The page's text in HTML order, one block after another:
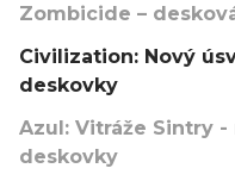
Zombicide –
Civilization: Nový
deskovky
Azul: Vitráže Sintry
deskovky